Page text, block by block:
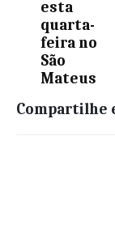
esta
quarta-
feira no
São
Mateus
Compartilhe